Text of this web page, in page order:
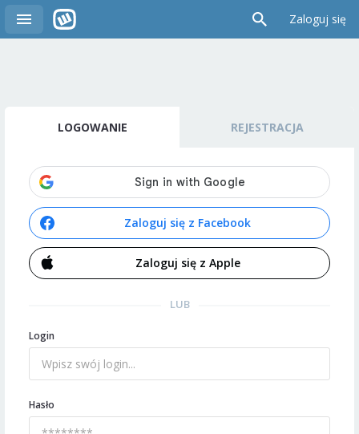
Zaloguj się
LOGOWANIE REJESTRACJA
Zaloguj się z Facebook
Zaloguj się z Apple
LUB
Login
Hasło